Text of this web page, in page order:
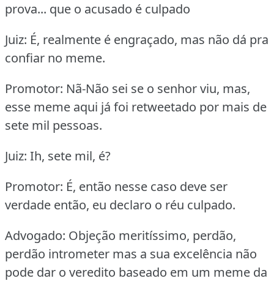
prova... que o acusado é culpado
Juiz: É, realmente é engraçado, mas não dá pra
confiar no meme.
Promotor: Nã-Não sei se o senhor viu, mas,
esse meme aqui já foi retweetado por mais de
sete mil pessoas.
Juiz: Ih, sete mil, é?
Promotor: É, então nesse caso deve ser
verdade então, eu declaro o réu culpado.
Advogado: Objeção meritíssimo, perdão,
perdão intrometer mas a sua excelência não
pode dar o veredito baseado em um meme da